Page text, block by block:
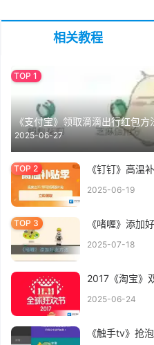
相关教程
《支付宝》领取滴滴出行红包方
2025-06-27
《钉钉》高温
2025-06-19
《啫喱》添加
2025-07-18
2017《淘宝》
2025-06-24
《触手tv》抢